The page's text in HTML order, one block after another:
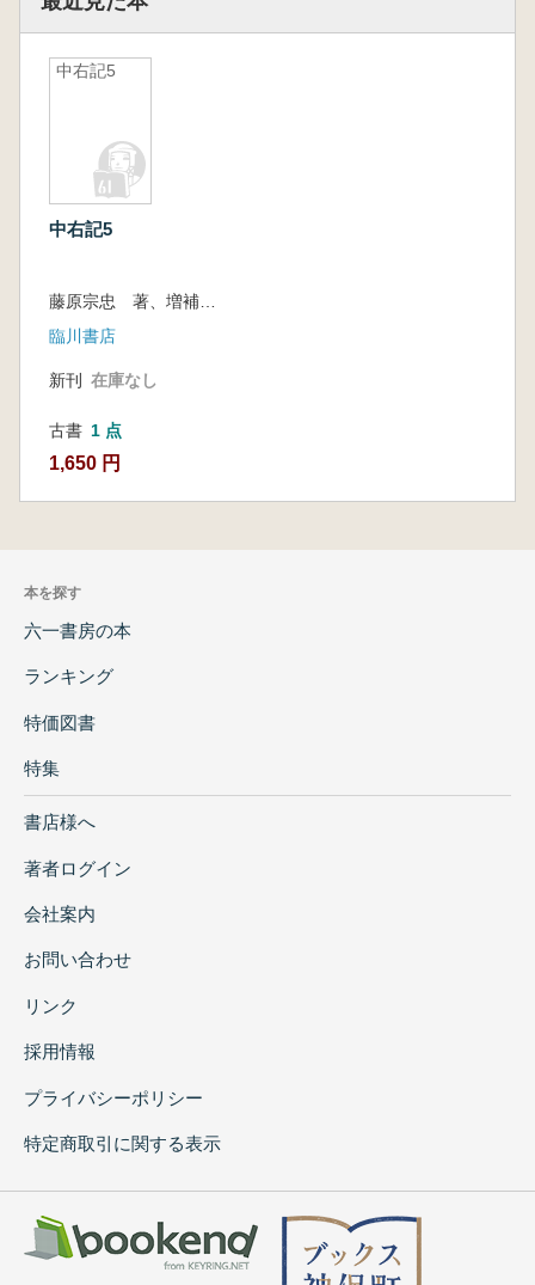
中右記5
中右記5
藤原宗忠 著、増補史料大成刊行会 編
臨川書店
新刊 在庫なし
古書 1 点
1,650 円
本を探す
六一書房の本
ランキング
特価図書
特集
書店様へ
著者ログイン
会社案内
お問い合わせ
リンク
採用情報
プライバシーポリシー
特定商取引に関する表示